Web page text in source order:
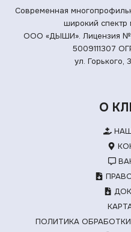
Современная
широкий спектр
ООО «ДЫШИ». Лицензия
5009111307
ул. Горького,
О
ПОЛИТИКА